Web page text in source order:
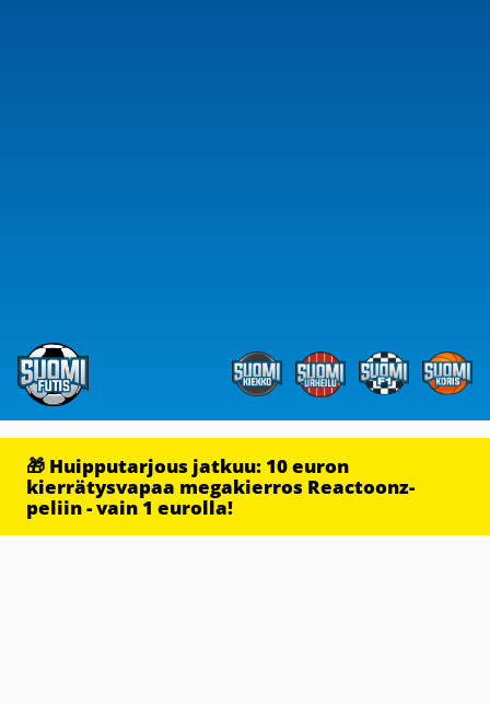
🎁 Huipputarjous jatkuu: 10 euron
kierrätysvapaa megakierros Reactoonz-
peliin - vain 1 eurolla!